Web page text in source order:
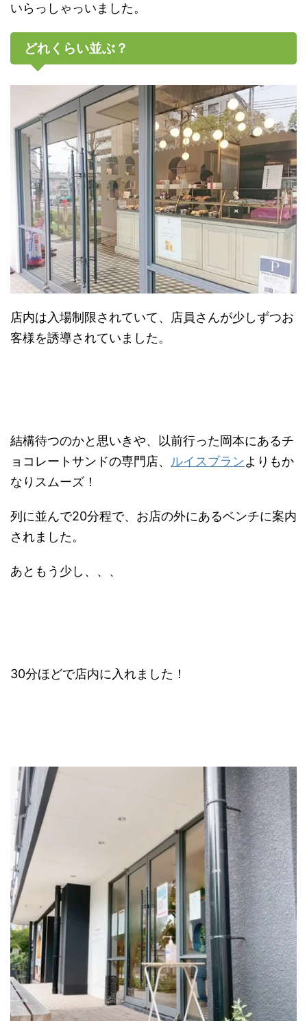
いらっしゃっいました。
どれくらい並ぶ？
店内は入場制限されていて、店員さんが少しずつお
客様を誘導されていました。
結構待つのかと思いきや、以前行った岡本にあるチ
ョコレートサンドの専門店、 ルイスブランよりもか
なりスムーズ！
列に並んで20分程で、お店の外にあるベンチに案内
されました。
あともう少し、、、
30分ほどで店内に入れました！